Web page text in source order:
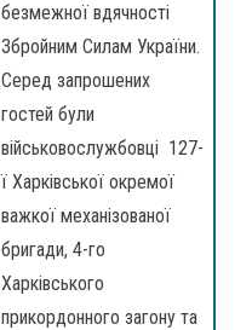
безмежної вдячності
Збройним Силам України.
Серед запрошених
гостей були
військовослужбовці 127-
ї Харківської окремої
важкої механізованої
бригади, 4-го
Харківського
прикордонного загону та